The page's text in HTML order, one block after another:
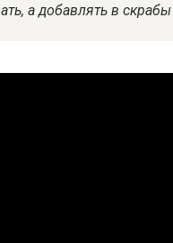
а добавлять в